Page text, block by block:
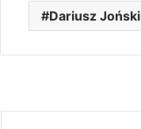
Dariusz Joński